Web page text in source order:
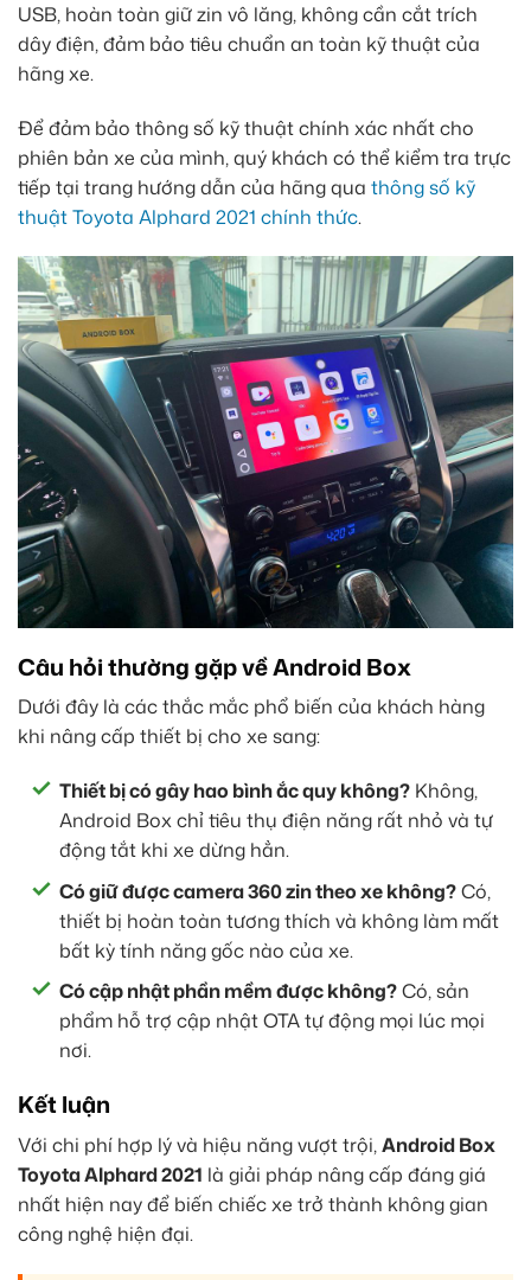
USB, hoàn toàn giữ zin vô lăng, không cần cắt trích
dây điện, đảm bảo tiêu chuẩn an toàn kỹ thuật của
hãng xe.
Để đảm bảo thông số kỹ thuật chính xác nhất cho
phiên bản xe của mình, quý khách có thể kiểm tra trực
tiếp tại trang hướng dẫn của hãng qua thông số kỹ
thuật Toyota Alphard 2021 chính thức.
Câu hỏi thường gặp về Android Box
Dưới đây là các thắc mắc phổ biến của khách hàng
khi nâng cấp thiết bị cho xe sang:
Thiết bị có gây hao bình ắc quy không? Không,
Android Box chỉ tiêu thụ điện năng rất nhỏ và tự
động tắt khi xe dừng hẳn.
Có giữ được camera 360 zin theo xe không?Có,
thiết bị hoàn toàn tương thích và không làm mất
bất kỳ tính năng gốc nào của xe.
Có cập nhật phần mềm được không?Có, sản
phẩm hỗ trợ cập nhật OTA tự động mọi lúc mọi
nơi.
Kết luận
Với chi phí hợp lý và hiệu năng vượt trội,Android Box
Toyota Alphard 2021 là giải pháp nâng cấp đáng giá
nhất hiện nay để biến chiếc xe trở thành không gian
công nghệ hiện đại.